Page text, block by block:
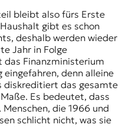
bleibt also fürs Erste
gibt es schon
deshalb werden wieder
Jahr in Folge
das Finanzministerium
eingefahren, denn alleine
diskreditiert das gesamte
Es bedeutet, dass
die 1966 und
schlicht nicht, was sie